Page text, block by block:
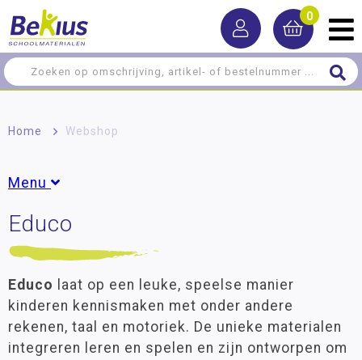
0
Home > Webshop
Menu
Leermiddelen
Meer-/hoog­begaafdheid
Montessori
Spel/ontwikkeling
Creatief
Educo
Educo laat op een leuke, speelse manier
kinderen kennismaken met onder andere
rekenen, taal en motoriek. De unieke materialen
integreren leren en spelen en zijn ontworpen om